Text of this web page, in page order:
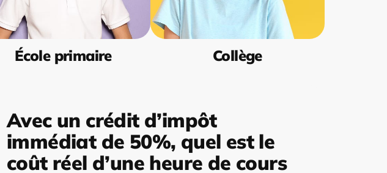
École primaire Collège
Avec un crédit d’impôt
immédiat de 50%, quel est le
coût réel d’une heure de cours